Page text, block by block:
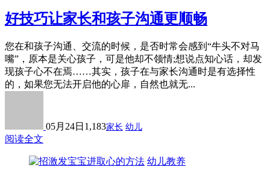
好技巧让家长和孩子沟通更顺畅
您在和孩子沟通、交流的时候，是否时常会感到“牛头不对马
嘴”，原本是关心孩子，可是他却不领情;想说点知心话，却发
现孩子心不在焉……其实，孩子在与家长沟通时是有选择性
的，如果您无法开启他的心扉，自然也就无...
05月24日 1,183家长 幼儿
阅读全文
幼儿教养